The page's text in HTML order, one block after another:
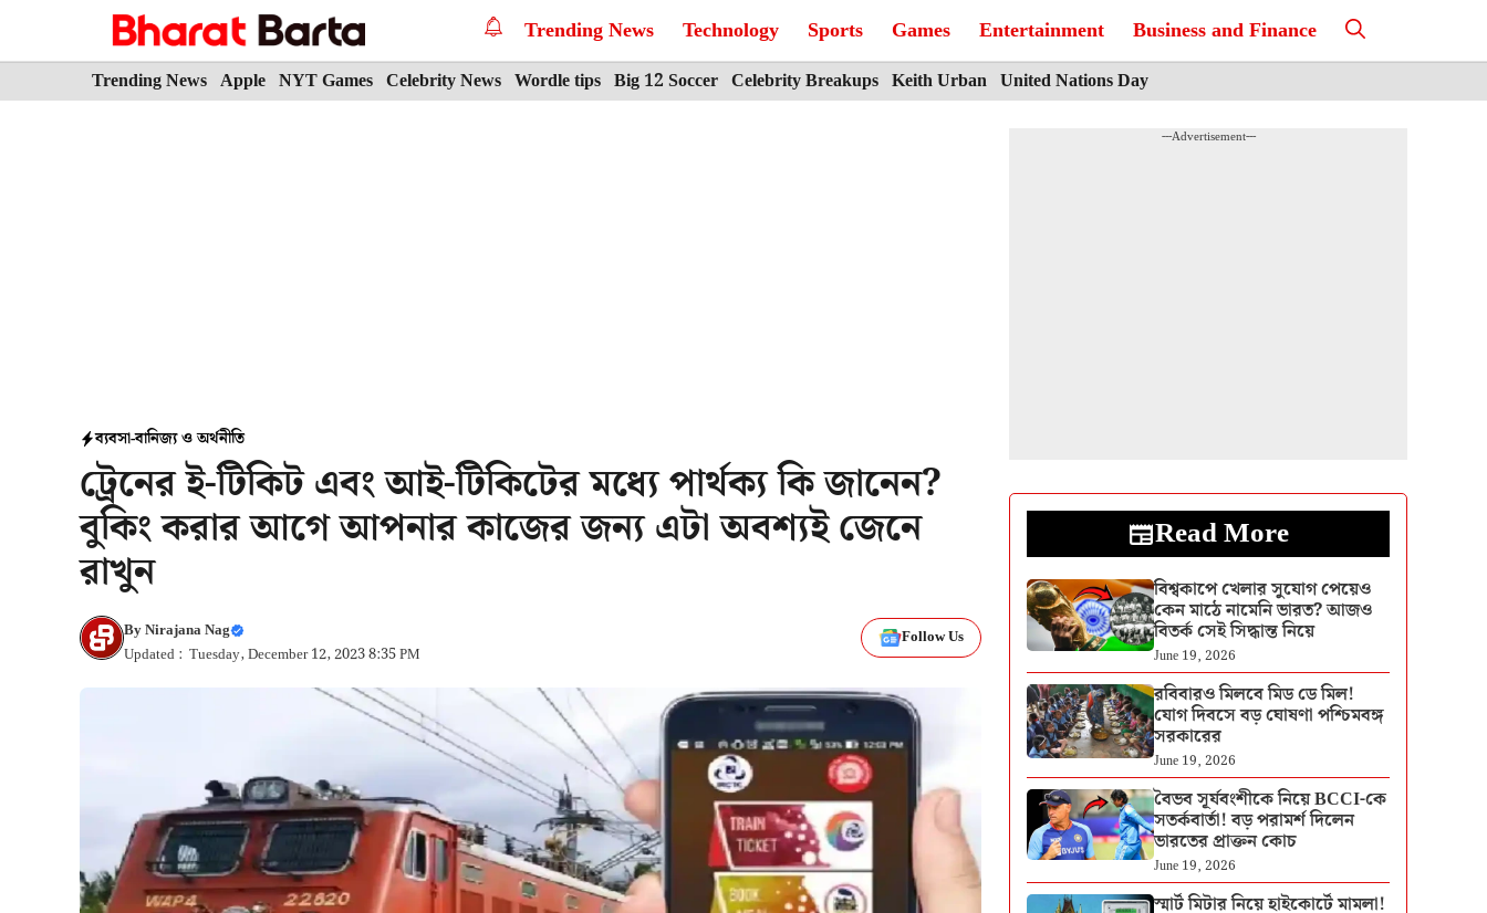
Trending News Technology Sports Games Entertainment Business and Finance
Trending News Apple NYT Games Celebrity News Wordle tips Big 12 Soccer Celebrity Breakups Keith Urban United Nations Day
ব্যবসা-বানিজ্য ও অর্থনীতি
ট্রেনের ই-টিকিট এবং আই-টিকিটের মধ্যে পার্থক্য কি জানেন?
বুকিং করার আগে আপনার কাজের জন্য এটা অবশ্যই জেনে
রাখুন
ByNirajana Nag
Updated : Tuesday, December 12, 2023 8:35 PM
Follow Us
---Advertisement---
Read More
বিশ্বকাপে খেলার সুযোগ পেয়েও
কেন মাঠে নামেনি ভারত? আজও
বিতর্ক সেই সিদ্ধান্ত নিয়ে
June 19, 2026
রবিবারও মিলবে মিড ডে মিল!
যোগ দিবসে বড় ঘোষণা পশ্চিমবঙ্গ
সরকারের
June 19, 2026
বৈভব সূর্যবংশীকে নিয়ে BCCI-কে
সতর্কবার্তা! বড় পরামর্শ দিলেন
ভারতের প্রাক্তন কোচ
June 19, 2026
স্মার্ট মিটার নিয়ে হাইকোর্টে মামলা!